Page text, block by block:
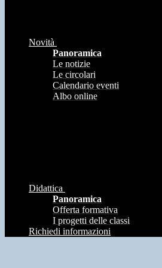
Novità
Panoramica
Le notizie
Le circolari
Calendario eventi
Albo online
Didattica
Panoramica
Offerta formativa
I progetti delle classi
Richiedi informazioni